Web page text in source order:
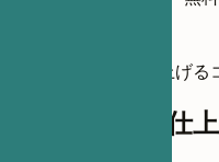
この履歴書を仕上げる
この履歴書を仕